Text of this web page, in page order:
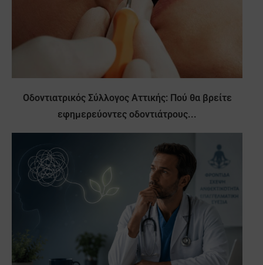
Οδοντιατρικός Σύλλογος Αττικής: Πού θα βρείτε
εφημερεύοντες οδοντιάτρους...